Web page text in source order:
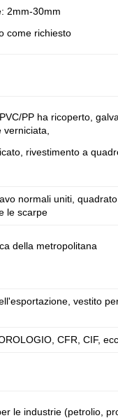
2mm-30mm
come richiesto
PP ha ricoperto,
rivestimento a
normali uniti,
le scarpe
della metropolitana
vestito
CFR, CIF, ecc.
le industrie (petrolio,